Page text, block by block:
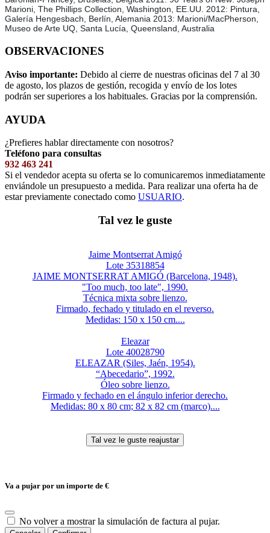
Marioni, The Phillips Collection, Washington, EE.UU. 2012: Pintura,
Galería Hengesbach, Berlín, Alemania 2013: Marioni/MacPherson,
Museo de Arte UQ, Santa Lucía, Queensland, Australia
OBSERVACIONES
Aviso importante: Debido al cierre de nuestras oficinas del 7 al 30
de agosto, los plazos de gestión, recogida y envío de los lotes
podrán ser superiores a los habituales. Gracias por la comprensión.
AYUDA
¿Prefieres hablar directamente con nosotros?
Teléfono para consultas
932 463 241
Si el vendedor acepta su oferta se lo comunicaremos inmediatamente
enviándole un presupuesto a medida. Para realizar una oferta ha de
estar previamente conectado como USUARIO.
Tal vez le guste
Jaime Montserrat Amigó
Lote 35318854
JAIME MONTSERRAT AMIGÓ (Barcelona, 1948).
"Too much, too late", 1990.
Técnica mixta sobre lienzo.
Firmado, fechado y titulado en el reverso.
Medidas: 150 x 150 cm....
Eleazar
Lote 40028790
ELEAZAR (Siles, Jaén, 1954).
“Abecedario”, 1992.
Óleo sobre lienzo.
Firmado y fechado en el ángulo inferior derecho.
Medidas: 80 x 80 cm; 82 x 82 cm (marco)....
Va a pujar por un importe de €
No volver a mostrar la simulación de factura al pujar.